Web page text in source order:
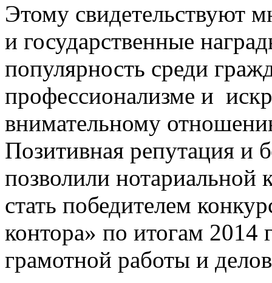
Этому свидетельствуют
и государственные
популярность среди
профессионализме и
внимательному
Позитивная репутация и
позволили нотариальной
стать победителем
контора» по итогам 2014
грамотной работы и